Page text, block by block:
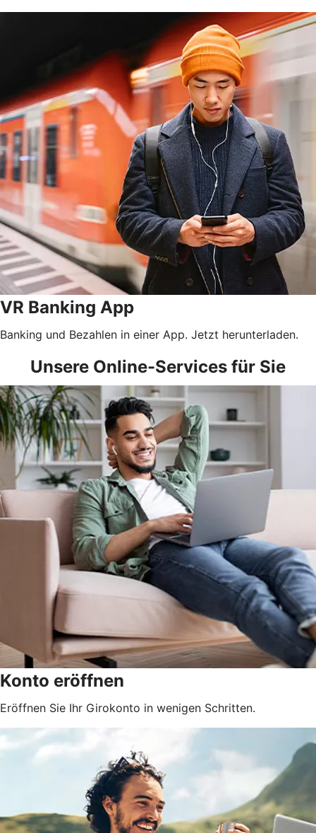
VR Banking App
Banking und Bezahlen in einer App. Jetzt herunterladen.
Unsere Online-Services für Sie
Konto eröffnen
Eröffnen Sie Ihr Girokonto in wenigen Schritten.